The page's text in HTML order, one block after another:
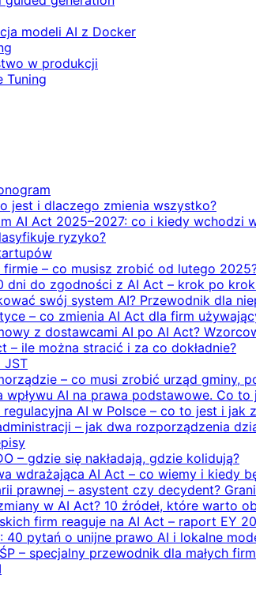
modeli AI z Docker
w produkcji
Tuning
jest i dlaczego zmienia wszystko?
AI Act 2025–2027: co i kiedy wchodzi
ryzyko?
– co musisz zrobić od lutego
dni do zgodności z AI Act – krok po
swój system AI? Przewodnik dla
– co zmienia AI Act dla firm
z dostawcami AI po AI Act?
– ile można stracić i za co dokładnie?
JST
– co musi zrobić urząd gminy,
wpływu AI na prawa podstawowe. Co
regulacyjna AI w Polsce – co to jest i jak
– jak dwa rozporządzenia
– gdzie się nakładają, gdzie kolidują?
wdrażająca AI Act – co wiemy i kiedy
prawnej – asystent czy decydent?
w AI Act? 10 źródeł, które warto
firm reaguje na AI Act – raport EY
40 pytań o unijne prawo AI i lokalne
– specjalny przewodnik dla małych